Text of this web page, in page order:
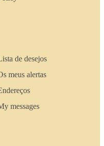
de desejos
meus alertas
messages